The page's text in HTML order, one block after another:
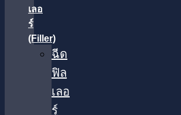
เลอ
ร์
(Filler)
ฉีด
ฟิล
เลอ
ร์